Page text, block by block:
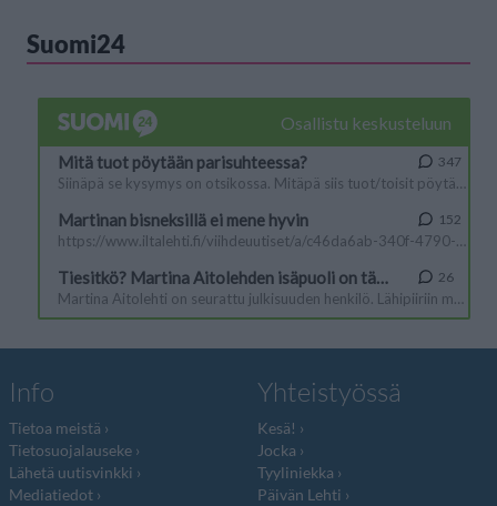
Suomi24
Info
Tietoa meistä
Tietosuojalauseke
Lähetä uutisvinkki
Mediatiedot
Yhteistyössä
Kesä!
Jocka
Tyyliniekka
Päivän Lehti